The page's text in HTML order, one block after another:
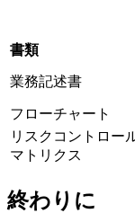
書類
業務記述書
フローチャート
リスクコントロー
マトリクス
終わりに